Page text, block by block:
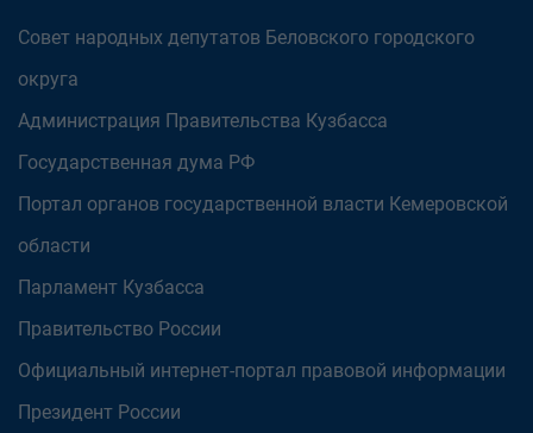
Совет народных депутатов Беловского городского
округа
Администрация Правительства Кузбасса
Государственная дума РФ
Портал органов государственной власти Кемеровской
области
Парламент Кузбасса
Правительство России
Официальный интернет-портал правовой информации
Президент России